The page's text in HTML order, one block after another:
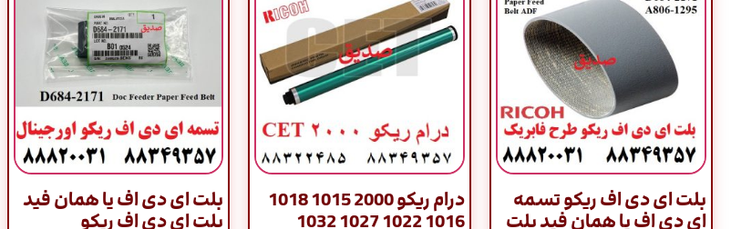
بلت ای دی اف ریکو تسمه
ای دی اف یا همان فید بلت
درام ریکو 2000 1015 1018
1016 1022 1027 1032
بلت ای دی اف یا همان فید
بلت ای دی اف ریکو